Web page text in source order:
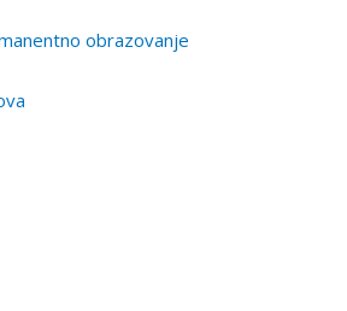
obrazovanje